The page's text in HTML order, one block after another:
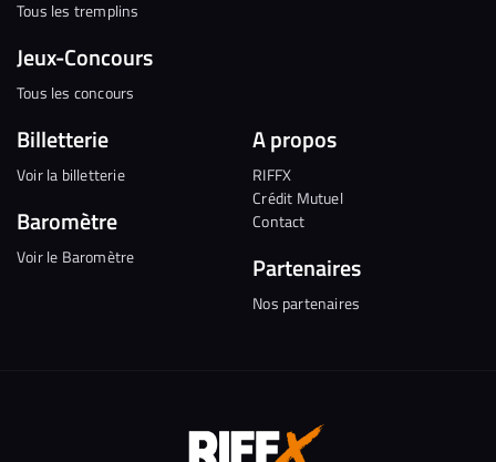
Tous les tremplins
Jeux-Concours
Tous les concours
Billetterie
Voir la billetterie
Baromètre
Voir le Baromètre
A propos
RIFFX
Crédit Mutuel
Contact
Partenaires
Nos partenaires